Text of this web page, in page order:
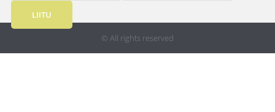
LIITU
© All rights reserved